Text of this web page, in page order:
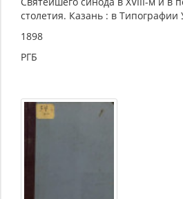
столетия. Казань : в Типографии
1898
РГБ